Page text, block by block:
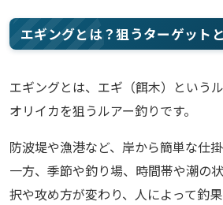
エギングとは？狙うターゲット
エギングとは、エギ（餌木）という
オリイカを狙うルアー釣りです。
防波堤や漁港など、岸から簡単な仕
一方、季節や釣り場、時間帯や潮の
択や攻め方が変わり、人によって釣